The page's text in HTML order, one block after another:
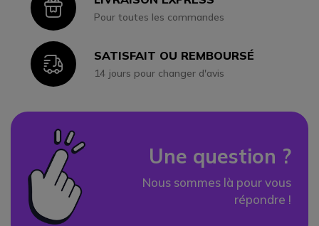
IconPour toutes les commandes
IconSATISFAIT OU REMBOURSÉ
14 jours pour changer d'avis
Une question ?
Nous sommes là pour vous
répondre !